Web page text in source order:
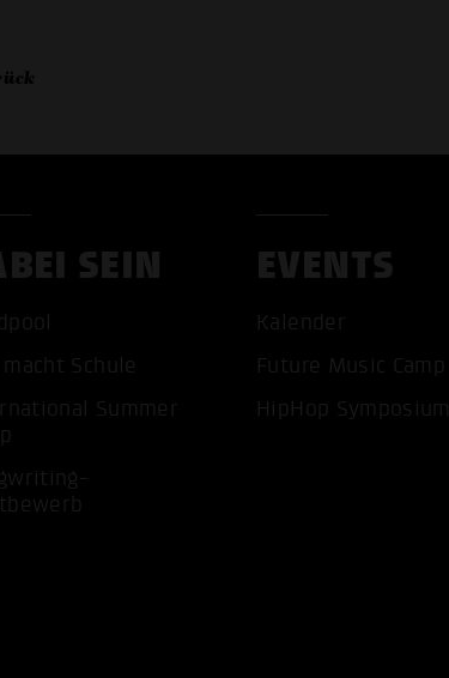
SEIN
macht Schule
Summer
EVENTS
Kalender
Future Music Camp
HipHop Symposium